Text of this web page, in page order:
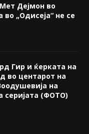
Дејмон во
во „Одисеја“ не се
Гир и ќерката на
во центарот на
на
серијата (ФОТО)